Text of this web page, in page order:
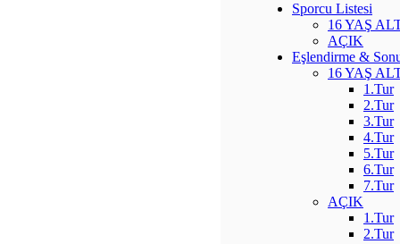
Sporcu Listesi
16 YAŞ
AÇIK
Eşlendirme &
16 YAŞ
1.Tur
2.Tur
3.Tur
4.Tur
5.Tur
6.Tur
7.Tur
AÇIK
1.Tur
2.Tur